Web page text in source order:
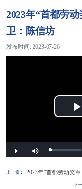
2023年“首都劳
卫：陈信坊
发布时间: 2023-07-26
上一篇： 2023年“首都劳动奖
下